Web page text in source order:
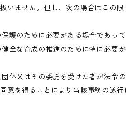
いません。但し、次の場合はこの限
護のために必要がある場合であっ
全な育成の推進のために特に必要
体又はその委託を受けた者が法令
意を得ることにより当該事務の遂